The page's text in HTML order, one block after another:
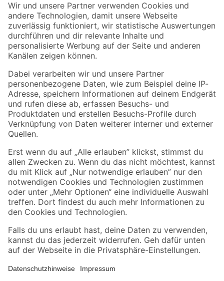
Der toom Newsletter: Keine Angebote und Aktionen mehr verpassen!
Zur Newsletter Anmeldung
Folge uns
Zahlungsarten Versandarten
Sicher einkaufen
Jetzt die toom-App herunterladen
Alle Preisangaben in EUR inkl. gesetzl. MwSt.. Die dargestellten Angebote sind unter
Umständen nicht in allen Märkten verfügbar. Die angegebenen Verfügbarkeiten beziehen
Produkte nur solange der Vorrat reicht.
*Paketversand ab 59 € versandkostenfrei, gilt nicht für Artikel mit Speditionsversand, hier